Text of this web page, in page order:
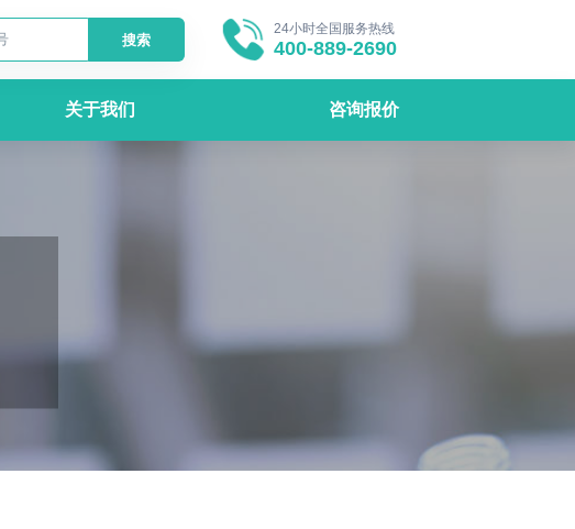
搜索
24小时全国服务热线
400-889-2690
关于我们 咨询报价